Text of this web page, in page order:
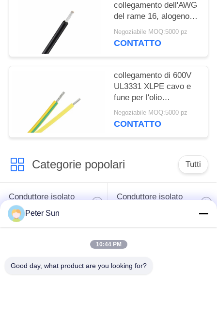
collegamento dell'AWG
del rame 16, alogeno
basso del fumo cabla
liberamente UL3271
Negoziabile MOQ:5000 pz
CONTATTO
collegamento di 600V
UL3331 XLPE cavo e
fune per l'olio
dell'elettrodomestico
resistente
Negoziabile MOQ:5000 pz
CONTATTO
Categorie popolari Tutti
Conduttore isolato
flessibile
Conduttore isolato
Cavo della batteria
Peter Sun
10:44 PM
Good day, what product are you looking for?